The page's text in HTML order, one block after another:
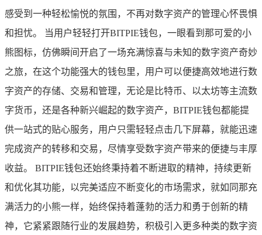
感受到一种轻松愉悦的氛围，不再对数字资产的管理心怀畏惧
和担忧。 当用户轻轻打开BITPIE钱包，一眼看到那可爱的小
熊图标，仿佛瞬间开启了一场充满惊喜与未知的数字资产奇妙
之旅，在这个功能强大的钱包里，用户可以便捷高效地进行数
字资产的存储、交易和管理，无论是比特币、以太坊等主流数
字货币，还是各种新兴崛起的数字资产，BITPIE钱包都能提
供一站式的贴心服务，用户只需轻轻点击几下屏幕，就能迅速
完成资产的转移和交易，尽情享受数字资产带来的便捷与丰厚
收益。 BITPIE钱包还始终秉持着不断进取的精神，持续更新
和优化其功能，以完美适应不断变化的市场需求，就如同那充
满活力的小熊一样，始终保持着蓬勃的活力和勇于创新的精
神，它紧紧跟随行业的发展趋势，积极引入更多种类的数字资